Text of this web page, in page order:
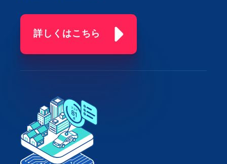
詳しくはこちら